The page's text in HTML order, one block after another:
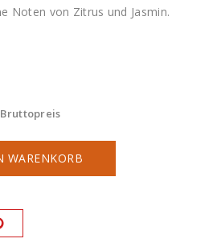
Noten von Zitrus und Jasmin.
Bruttopreis
WARENKORB